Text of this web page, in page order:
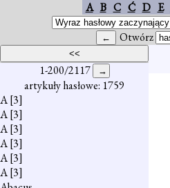
A B C Ć D E
Otwórz
1-200/2117
artykuły hasłowe: 1759
A[3]
A[3]
A[3]
A[3]
A[3]
A[3]